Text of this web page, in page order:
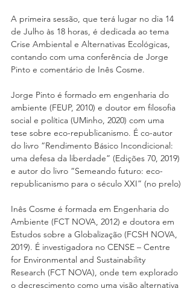
A primeira sessão, que terá lugar no dia 14
de Julho às 18 horas, é dedicada ao tema
Crise Ambiental e Alternativas Ecológicas,
contando com uma conferência de Jorge
Pinto e comentário de Inês Cosme.
Jorge Pinto é formado em engenharia do
ambiente (FEUP, 2010) e doutor em filosofia
social e política (UMinho, 2020) com uma
tese sobre eco-republicanismo. É co-autor
do livro “Rendimento Básico Incondicional:
uma defesa da liberdade” (Edições 70, 2019)
e autor do livro “Semeando futuro: eco-
republicanismo para o século XXI” (no prelo)
Inês Cosme é formada em Engenharia do
Ambiente (FCT NOVA, 2012) e doutora em
Estudos sobre a Globalização (FCSH NOVA,
2019). É investigadora no CENSE – Centre
for Environmental and Sustainability
Research (FCT NOVA), onde tem explorado
o decrescimento como uma visão alternativa